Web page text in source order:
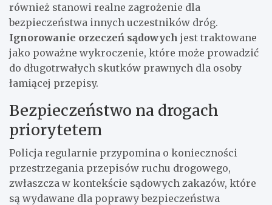
również stanowi realne zagrożenie dla
bezpieczeństwa innych uczestników dróg.
Ignorowanie orzeczeń sądowych jest traktowane
jako poważne wykroczenie, które może prowadzić
do długotrwałych skutków prawnych dla osoby
łamiącej przepisy.
Bezpieczeństwo na drogach
priorytetem
Policja regularnie przypomina o konieczności
przestrzegania przepisów ruchu drogowego,
zwłaszcza w kontekście sądowych zakazów, które
są wydawane dla poprawy bezpieczeństwa